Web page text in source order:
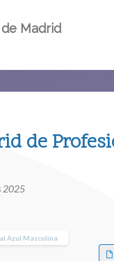
Madrid
de
2025
Azul Masculina